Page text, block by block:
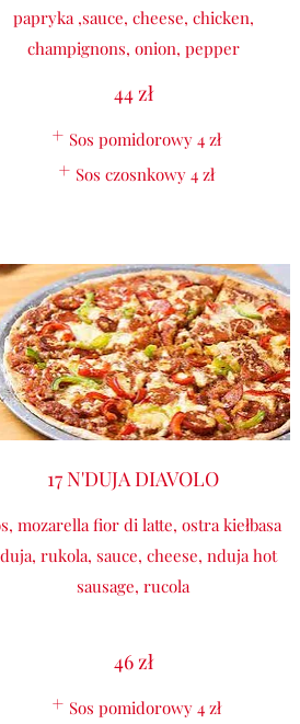
papryka ,sauce, cheese, chicken,
champignons, onion, pepper
44 zł
Sos pomidorowy 4 zł
Sos czosnkowy 4 zł
17 N'DUJA DIAVOLO
mozarella fior di latte, ostra kiełbasa
rukola, sauce, cheese, nduja hot
sausage, rucola
46 zł
Sos pomidorowy 4 zł